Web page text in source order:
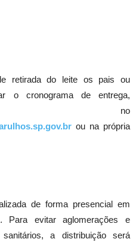
retirada do leite os pais ou
o cronograma de entrega,
no
ou na própria
de forma presencial em
Para evitar aglomerações e
a distribuição será